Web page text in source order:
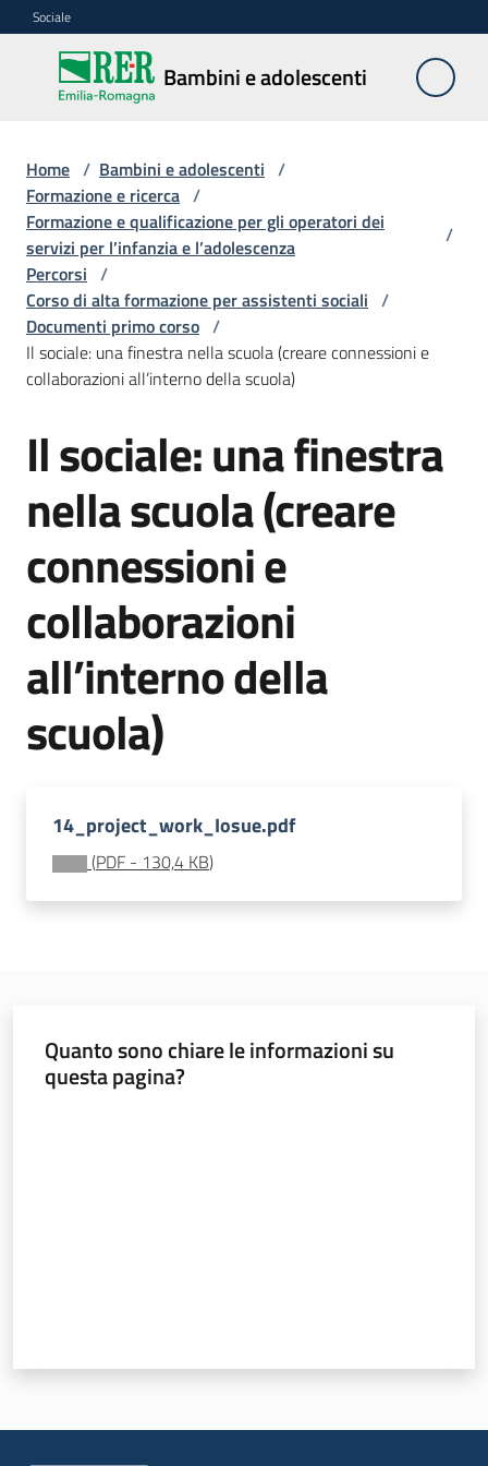
Vai al contenuto
Vai alla navigazione
Vai al footer
Sociale
Bambini e adolescenti
Bambini e
adolescenti
Accoglienza,
tutela
e
sostegno
Adolescenza
estivi
e
soggiorni
socioeducativi
Formazione
e
ricerca
Menu selezionato
scuole
dell'infanzia
Argomenti
Progetti
Home / Bambini e adolescenti /
Formazione e ricerca /
Formazione e qualificazione per gli operatori dei
servizi per l’infanzia e l’adolescenza
/
Percorsi /
Corso di alta formazione per assistenti sociali /
Documenti primo corso /
Il sociale: una finestra nella scuola (creare connessioni e
collaborazioni all’interno della scuola)
Il sociale: una finestra
nella scuola (creare
connessioni e
collaborazioni
all’interno della
scuola)
14_project_work_Iosue.pdf
(PDF - 130,4 KB)
Quanto sono chiare le informazioni su
questa pagina?